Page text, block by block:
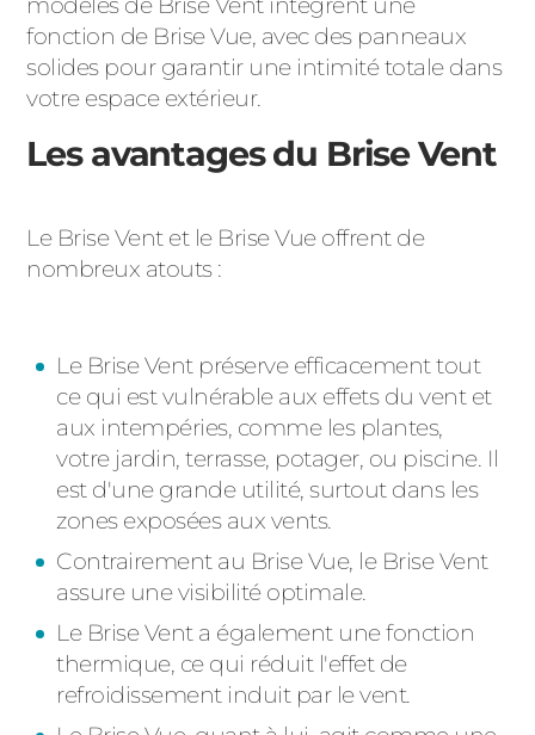
fonction de Brise Vue, avec des panneaux
solides pour garantir une intimité totale dans
votre espace extérieur.
Les avantages du Brise Vent
Le Brise Vent et le Brise Vue offrent de
nombreux atouts :
Le Brise Vent préserve efficacement tout
ce qui est vulnérable aux effets du vent et
aux intempéries, comme les plantes,
votre jardin, terrasse, potager, ou piscine. Il
est d'une grande utilité, surtout dans les
zones exposées aux vents.
Contrairement au Brise Vue, le Brise Vent
assure une visibilité optimale.
Le Brise Vent a également une fonction
thermique, ce qui réduit l'effet de
refroidissement induit par le vent.